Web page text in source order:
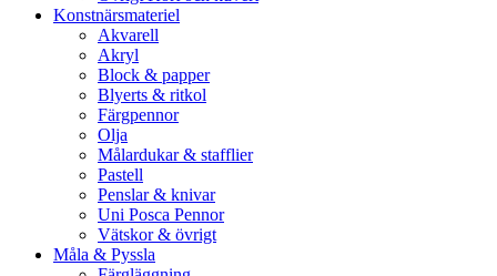
Konstnärsmateriel
Akvarell
Akryl
Block & papper
Blyerts & ritkol
Färgpennor
Olja
Målardukar & stafflier
Pastell
Penslar & knivar
Uni Posca Pennor
Vätskor & övrigt
Måla & Pyssla